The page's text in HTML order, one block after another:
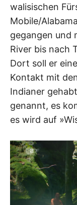
walisischen
Mobile/
gegangen und
River bis nach
Dort soll er
Kontakt mit
Indianer
genannt, es
es wird auf